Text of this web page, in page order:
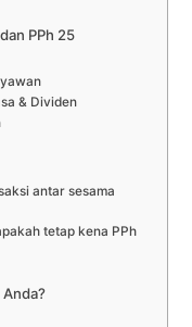
PPh 25
& Dividen
antar sesama
tetap kena PPh